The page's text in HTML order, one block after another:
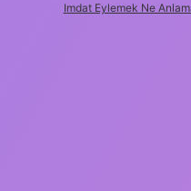
Imdat Eylemek Ne